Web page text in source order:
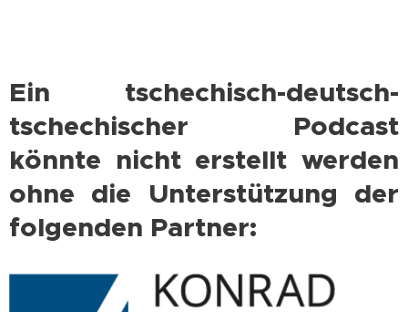
Ein tschechisch-deutsch-
tschechischer Podcast
könnte nicht erstellt werden
ohne die Unterstützung der
folgenden Partner: